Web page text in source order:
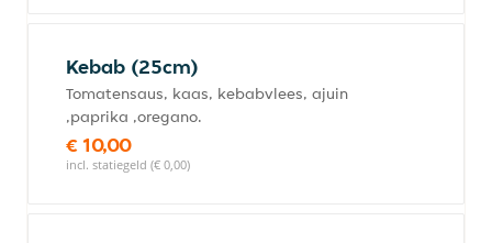
Kebab (25cm)
Tomatensaus, kaas, kebabvlees, ajuin
,paprika ,oregano.
€ 10,00
incl. statiegeld (€ 0,00)